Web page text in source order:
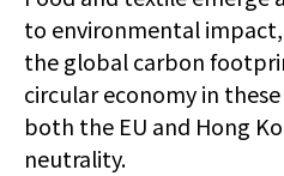
to environmental
the global carbon
circular economy in
both the EU and Hong
neutrality.